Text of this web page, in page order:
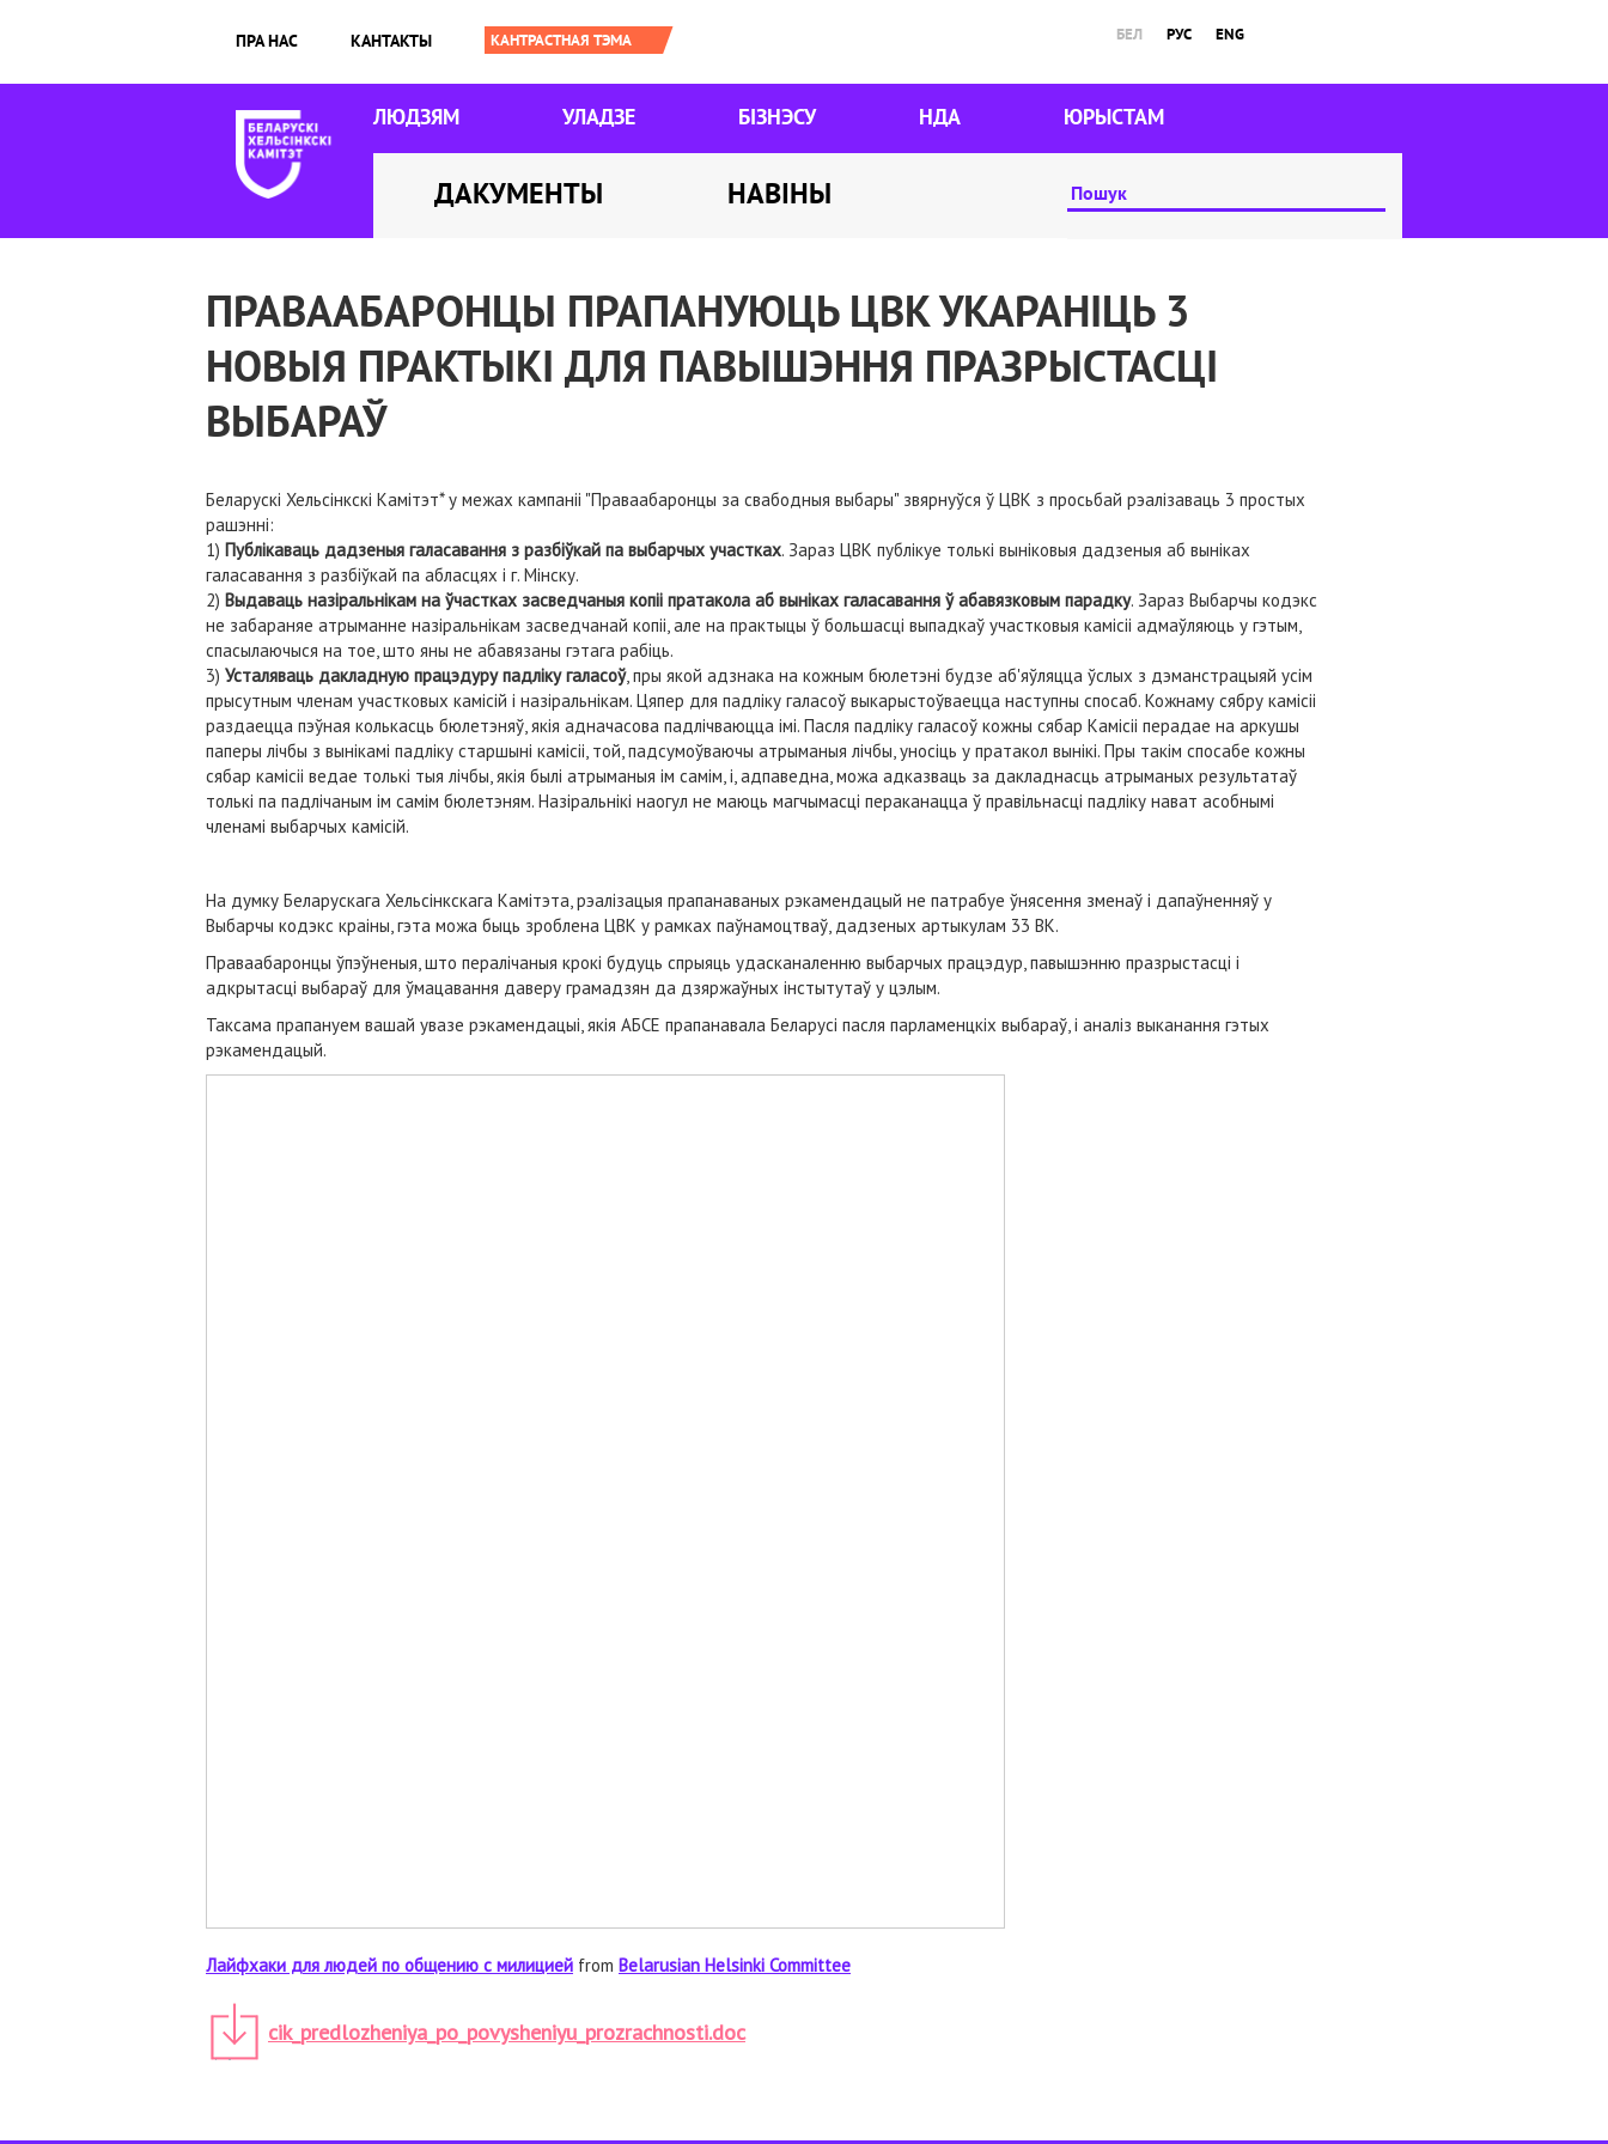
ПРА НАС КАНТАКТЫ БЕЛ РУС ENG
ЛЮДЗЯМ УЛАДЗЕ БІЗНЭСУ НДА ЮРЫСТАМ
ДАКУМЕНТЫ НАВІНЫ
ПРАВААБАРОНЦЫ ПРАПАНУЮЦЬ ЦВК УКАРАНІЦЬ 3
НОВЫЯ ПРАКТЫКІ ДЛЯ ПАВЫШЭННЯ ПРАЗРЫСТАСЦІ
ВЫБАРАЎ
Беларускі Хельсінкскі Камітэт* у межах кампаніі "Праваабаронцы за свабодныя выбары" звярнуўся ў ЦВК з просьбай рэалізаваць 3 простых
рашэнні:
1) Публікаваць дадзеныя галасавання з разбіўкай па выбарчых участках. Зараз ЦВК публікуе толькі выніковыя дадзеныя аб выніках
галасавання з разбіўкай па абласцях і г. Мінску.
2) Выдаваць назіральнікам на ўчастках засведчаныя копіі пратакола аб выніках галасавання ў абавязковым парадку. Зараз Выбарчы кодэкс
не забараняе атрыманне назіральнікам засведчанай копіі, але на практыцы ў большасці выпадкаў участковыя камісіі адмаўляюць у гэтым,
спасылаючыся на тое, што яны не абавязаны гэтага рабіць.
3) Усталяваць дакладную працэдуру падліку галасоў, пры якой адзнака на кожным бюлетэні будзе аб'яўляцца ўслых з дэманстрацыяй усім
прысутным членам участковых камісій і назіральнікам. Цяпер для падліку галасоў выкарыстоўваецца наступны спосаб. Кожнаму сябру камісіі
раздаецца пэўная колькасць бюлетэняў, якія адначасова падлічваюцца імі. Пасля падліку галасоў кожны сябар Камісіі перадае на аркушы
паперы лічбы з вынікамі падліку старшыні камісіі, той, падсумоўваючы атрыманыя лічбы, уносіць у пратакол вынікі. Пры такім спосабе кожны
сябар камісіі ведае толькі тыя лічбы, якія былі атрыманыя ім самім, і, адпаведна, можа адказваць за дакладнасць атрыманых результатаў
толькі па падлічаным ім самім бюлетэням. Назіральнікі наогул не маюць магчымасці пераканацца ў правільнасці падліку нават асобнымі
членамі выбарчых камісій.
На думку Беларускага Хельсінкскага Камітэта, рэалізацыя прапанаваных рэкамендацый не патрабуе ўнясення зменаў і дапаўненняў у
Выбарчы кодэкс краіны, гэта можа быць зроблена ЦВК у рамках паўнамоцтваў, дадзеных артыкулам 33 ВК.
Праваабаронцы ўпэўненыя, што пералічаныя крокі будуць спрыяць удасканаленню выбарчых працэдур, павышэнню празрыстасці і
адкрытасці выбараў для ўмацавання даверу грамадзян да дзяржаўных інстытутаў у цэлым.
Таксама прапануем вашай увазе рэкамендацыі, якія АБСЕ прапанавала Беларусі пасля парламенцкіх выбараў, і аналіз выканання гэтых
рэкамендацый.
Лайфхаки для людей по общению с милицией from Belarusian Helsinki Committee
cik_predlozheniya_po_povysheniyu_prozrachnosti.doc